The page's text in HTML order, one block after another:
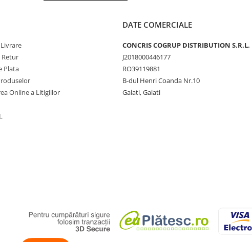
Retur
Plata
Online a Litigiilor
DATE COMERCIALE
CONCRIS COGRUP DISTRIBUTION S.R.L.
J2018000446177
RO39119881
B-dul Henri Coanda Nr.10
Galati, Galati